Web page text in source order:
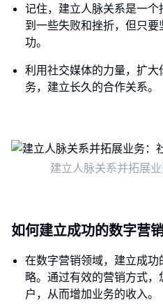
记住，建立人脉关系是一
到一些失败和挫折，但只
功。
利用社交媒体的力量，扩
务，建立长久的合作关系。
建立人脉关系并拓展
如何建立成功的数字营
在数字营销领域，建立成
略。通过有效的营销方式
户，从而增加业务的收入。